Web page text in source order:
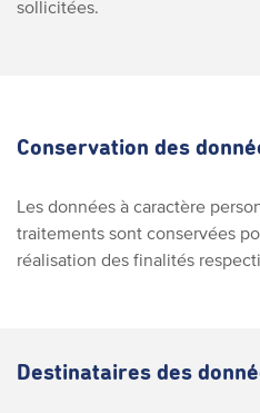
sollicitées.
Conservation des
Les données à caractère
traitements sont conservées
réalisation des finalités
Destinataires des